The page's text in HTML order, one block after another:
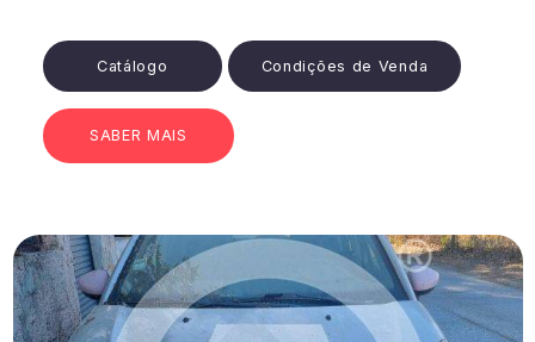
Catálogo Condições de Venda
SABER MAIS